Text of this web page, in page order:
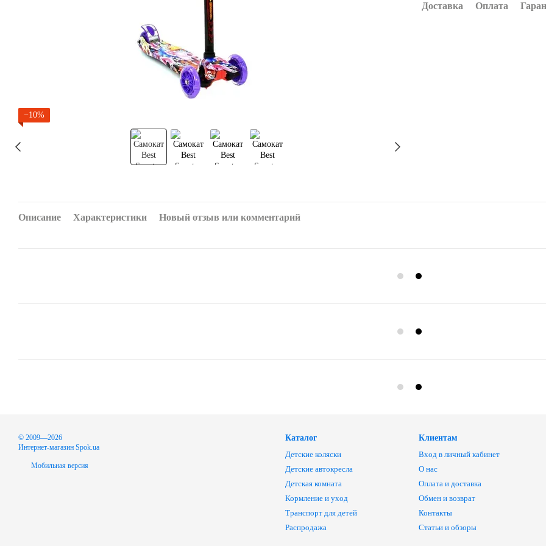
−10%
Доставка Оплата
Описание Характеристики Новый отзыв или комментарий
© 2009—2026
Интернет-магазин Spok.ua
Мобильная версия
Каталог
Детские коляски
Детские автокресла
Детская комната
Кормление и уход
Транспорт для детей
Распродажа
Клиентам
Вход в личный кабинет
О нас
Оплата и доставка
Обмен и возврат
Контакты
Статьи и обзоры